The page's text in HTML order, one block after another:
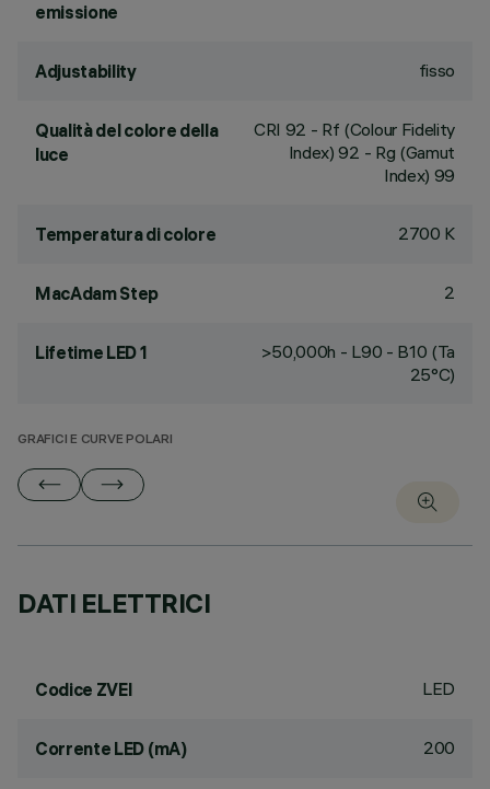
emissione
Adjustability fisso
Qualità del colore della
luce
CRI 92 - Rf (Colour Fidelity
Index) 92 - Rg (Gamut
Index) 99
Temperatura di colore 2700 K
MacAdam Step 2
Lifetime LED 1
>50,000h - L90 - B10 (Ta
25°C)
GRAFICI E CURVE POLARI
DATI ELETTRICI
Codice ZVEI LED
Corrente LED (mA) 200